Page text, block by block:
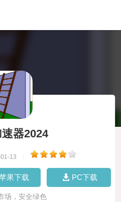
器2024
13
果下载 PC下载
场，安全绿色